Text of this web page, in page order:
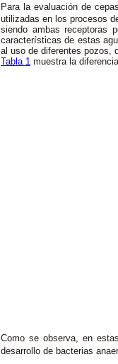
Para la evaluación de
utilizadas en los procesos
siendo ambas receptoras
características de estas
al uso de diferentes pozos,
Tabla 1 muestra la
Como se observa, en
desarrollo de bacterias